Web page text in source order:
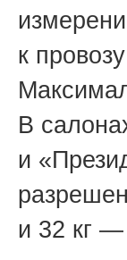
к
В
и
и 32 кг